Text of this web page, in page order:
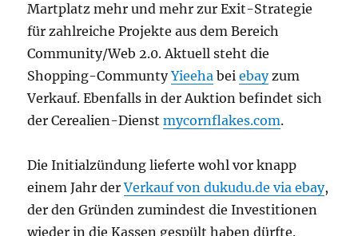
Martplatz mehr und mehr zur Exit-Strategie
für zahlreiche Projekte aus dem Bereich
Community/Web 2.0. Aktuell steht die
Shopping-CommuntyYieeha beiebayzum
Verkauf. Ebenfalls in der Auktion befindet sich
der Cerealien-Dienstmycornflakes.com.
Die Initialzündung lieferte wohl vor knapp
einem Jahr derVerkauf von dukudu.de via ebay,
der den Gründen zumindest die Investitionen
wieder in die Kassen gespült haben dürfte.